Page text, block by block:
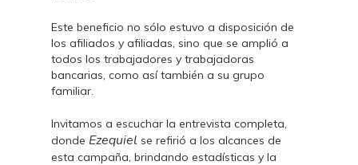
Este beneficio no sólo estuvo a disposición de
los afiliados y afiliadas, sino que se amplió a
todos los trabajadores y trabajadoras
bancarias, como así también a su grupo
familiar.
Invitamos a escuchar la entrevista completa,
donde Ezequiel se refirió a los alcances de
esta campaña, brindando estadísticas y la